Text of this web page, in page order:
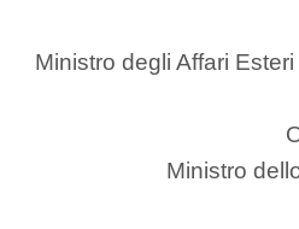
Ministro degli Affari
Ministro